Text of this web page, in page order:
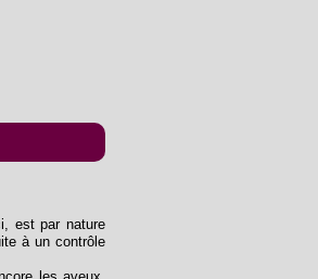
est par nature
à un contrôle